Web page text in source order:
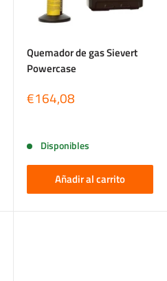
Quemador de gas Sievert
Powercase
Precio
de
€164,08
Disponibles
Añadir al carrito